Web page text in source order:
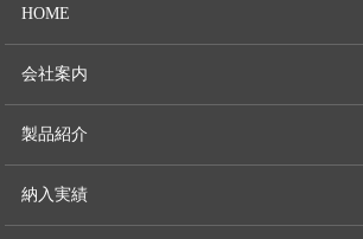
HOME
会社案内
製品紹介
納入実績